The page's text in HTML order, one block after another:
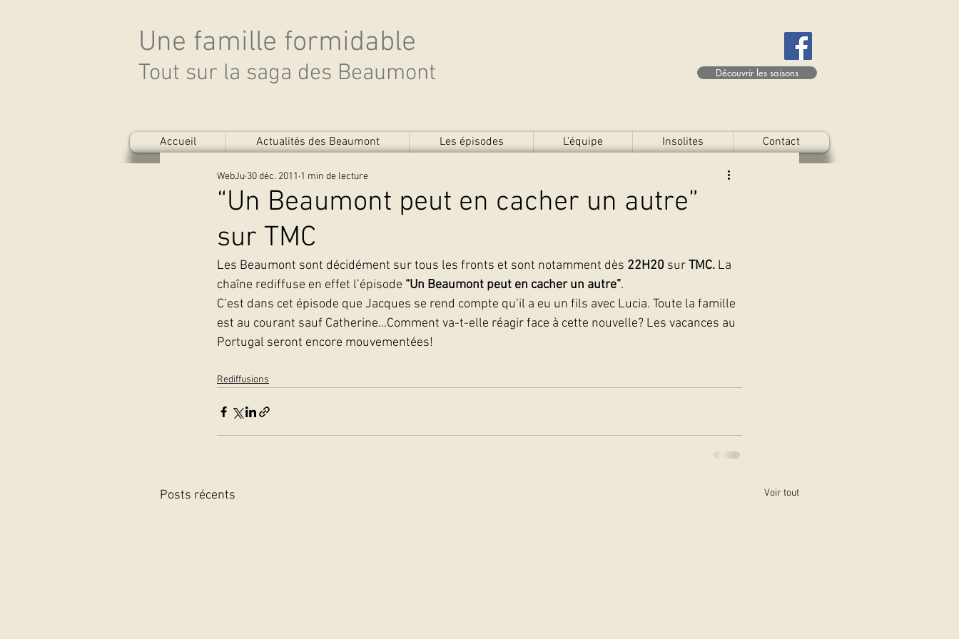
Une famille formidable
Tout sur la saga des Beaumont Découvrir les saisons
Accueil Actualités des Beaumont Les épisodes L'équipe Insolites Contact
“Un Beaumont peut en cacher un autre”
sur TMC
WebJu 30 déc. 2011 1 min de lecture
Les Beaumont sont décidément sur tous les fronts et sont notamment dès 22H20 sur TMC. La
chaîne rediffuse en effet l’épisode “Un Beaumont peut en cacher un autre”.
C’est dans cet épisode que Jacques se rend compte qu’il a eu un fils avec Lucia. Toute la famille
est au courant sauf Catherine…Comment va-t-elle réagir face à cette nouvelle? Les vacances au
Portugal seront encore mouvementées!
Rediffusions
Posts récents Voir tout